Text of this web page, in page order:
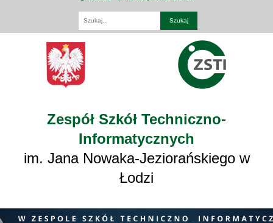
Zespół Szkół Techniczno-
Informatycznych
im. Jana Nowaka-Jeziorańskiego w
Łodzi